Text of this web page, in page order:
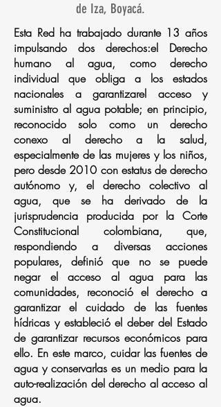
de Iza, Boyacá.
Esta Red ha trabajado durante 13 años
impulsando dos derechos:el Derecho
humano al agua, como derecho
individual que obliga a los estados
nacionales a garantizarel acceso y
suministro al agua potable; en principio,
reconocido solo como un derecho
conexo al derecho a la salud,
especialmente de las mujeres y los niños,
pero desde 2010 con estatus de derecho
autónomo y, el derecho colectivo al
agua, que se ha derivado de la
jurisprudencia producida por la Corte
Constitucional colombiana, que,
respondiendo a diversas acciones
populares, definió que no se puede
negar el acceso al agua para las
comunidades, reconoció el derecho a
garantizar el cuidado de las fuentes
hídricas y estableció el deber del Estado
de garantizar recursos económicos para
ello. En este marco, cuidar las fuentes de
agua y conservarlas es un medio para la
auto-realización del derecho al acceso al
agua.